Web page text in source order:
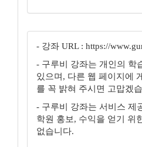
- 강좌 URL : https://
- 구루비 강좌는 개인의 학
있으며, 다른 웹 페이지에
를 꼭 밝혀 주시면 고맙겠
- 구루비 강좌는 서비스 제
학원 홍보, 수익을 얻기 위
없습니다.